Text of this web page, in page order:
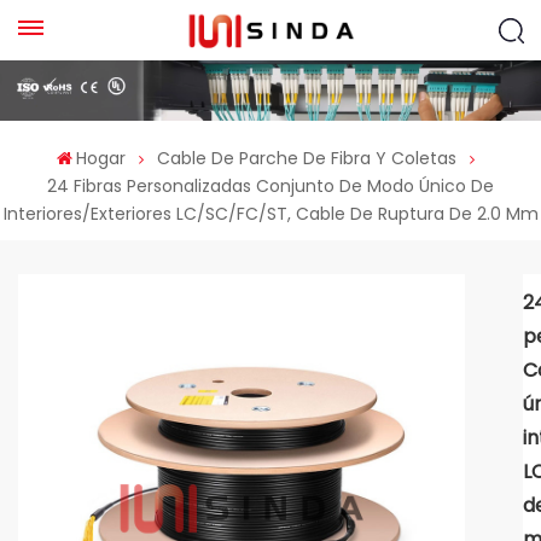
Hogar
Cable De Parche De Fibra Y Coletas
24 Fibras Personalizadas Conjunto De Modo Único De
Interiores/exteriores LC/SC/FC/ST, Cable De Ruptura De 2.0 Mm